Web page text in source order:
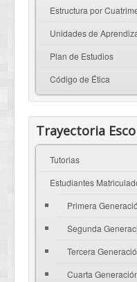
Estructura por
Unidades de
Plan de Estudios
Código de Ética
Trayectoria
Tutorias
Estudiantes
Primera
Segunda
Tercera
Cuarta